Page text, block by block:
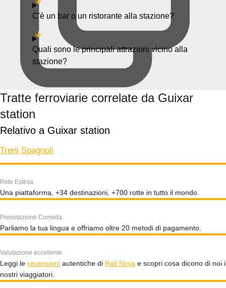
C'è un bar o un ristorante alla stazione?
Quali sono le principali attrazioni vicino alla
stazione?
Tratte ferroviarie correlate da Guixar
station
Relativo a Guixar station
Treni Spagnoli
Rete Estesa
Una piattaforma, +34 destinazioni, +700 rotte in tutto il mondo.
Prenotazione Comoda
Parliamo la tua lingua e offriamo oltre 20 metodi di pagamento.
Valutazione eccellente
Leggi le recensioni autentiche di Rail Ninja e scopri cosa dicono di noi i
nostri viaggiatori.